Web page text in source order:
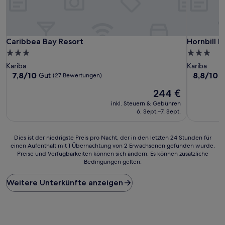
Caribbea Bay Resort
Caribbea Bay Resort
3.0-
Sterne-
Unterkunft
Kariba
7.8
7,8/10 Gut (27 Bewertungen)
Der
Preis
beträgt
244 €
inkl. Steuern & Gebühren
6. Sept.–7. Sept.
Hornbill
Hornbill
3.0-
Sterne-
Kariba
8.8
8,8/10
Dies
ist
Preis
pro
Nacht,
Dies ist der niedrigste Preis pro Nacht, der in den letzten 24 Stunden für
einen Aufenthalt mit 1 Übernachtung von 2 Erwachsenen gefunden wurde.
Preise und Verfügbarkeiten können sich ändern. Es können zusätzliche
Bedingungen gelten.
Weitere Unterkünfte anzeigen